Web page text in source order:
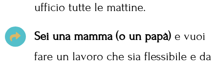
ufficio tutte le mattine.
Sei una mamma (o un papà) e vuoi
fare un lavoro che sia flessibile e da